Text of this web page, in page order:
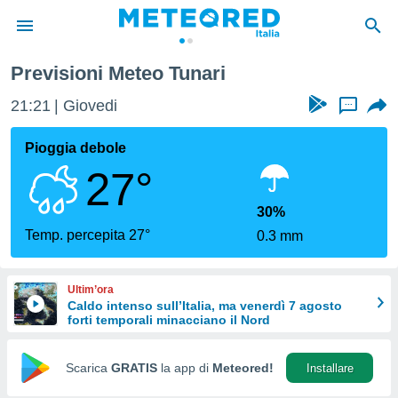
di
per
le
di
Web
Previsioni Meteo Tunari
21:21 Giovedi ...
Pioggia debole
27°
Temp. percepita 27°
30%
0.3 mm
Ultim’ora
Caldo intenso sull’Italia, ma venerdì 7 agosto
forti temporali minacciano il Nord
Scarica GRATIS la app di Meteored! Installare